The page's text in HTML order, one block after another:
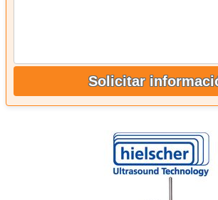
Solicitar